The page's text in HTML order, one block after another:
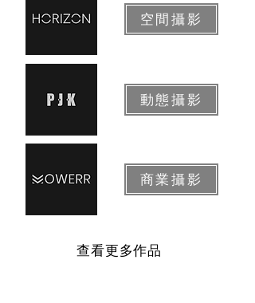
空間攝影
動態攝影
商業攝影
查看更多作品